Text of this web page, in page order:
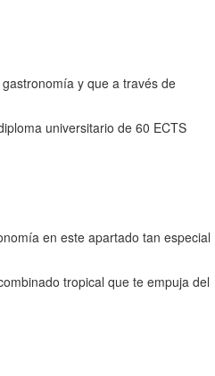
y que a través de
universitario de 60 ECTS
en este apartado tan especial
tropical que te empuja del